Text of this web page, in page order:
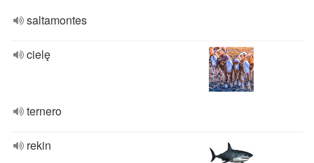
saltamontes
cielę
ternero
rekin